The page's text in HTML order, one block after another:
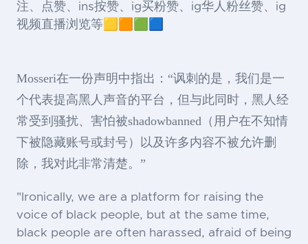
注、点赞、ins按赞、ig买粉赞、ig华人粉丝赞、ig
视频直播浏览等🟨🟧🟩🟦
Mosseri在一份声明中指出：“讽刺的是，我们是一
个代表提高黑人声音的平台，但与此同时，黑人经
常受到骚扰、害怕被shadowbanned（用户在不知情
下被隐藏账号或封号）以及许多内容不被允许删
除，我对此非常清楚。”
"Ironically, we are a platform for raising the
voice of black people, but at the same time,
black people are often harassed, afraid of being